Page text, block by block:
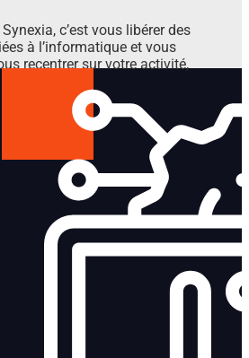
c’est vous libérer des
à l’informatique et vous
recentrer sur votre activité,